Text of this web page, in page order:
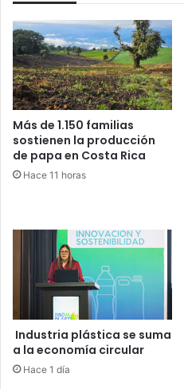
Más de 1.150 familias
sostienen la producción
de papa en Costa Rica
Hace 11 horas
Industria plástica se suma
a la economía circular
Hace 1 día